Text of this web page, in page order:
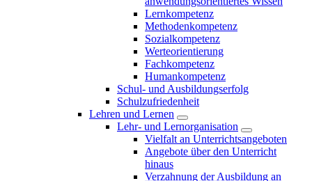
Lernkompetenz
Methodenkompetenz
Sozialkompetenz
Werteorientierung
Fachkompetenz
Humankompetenz
Schul- und Ausbildungserfolg
Schulzufriedenheit
Lehren und Lernen
Lehr- und Lernorganisation
Vielfalt an Unterrichtsangeboten
Angebote über den Unterricht
hinaus
Verzahnung der Ausbildung an